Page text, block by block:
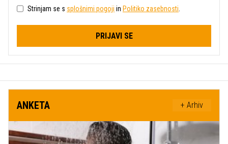
Strinjam se s splošnimi pogoji in Politiko zasebnosti
PRIJAVI SE
ANKETA + Arhiv